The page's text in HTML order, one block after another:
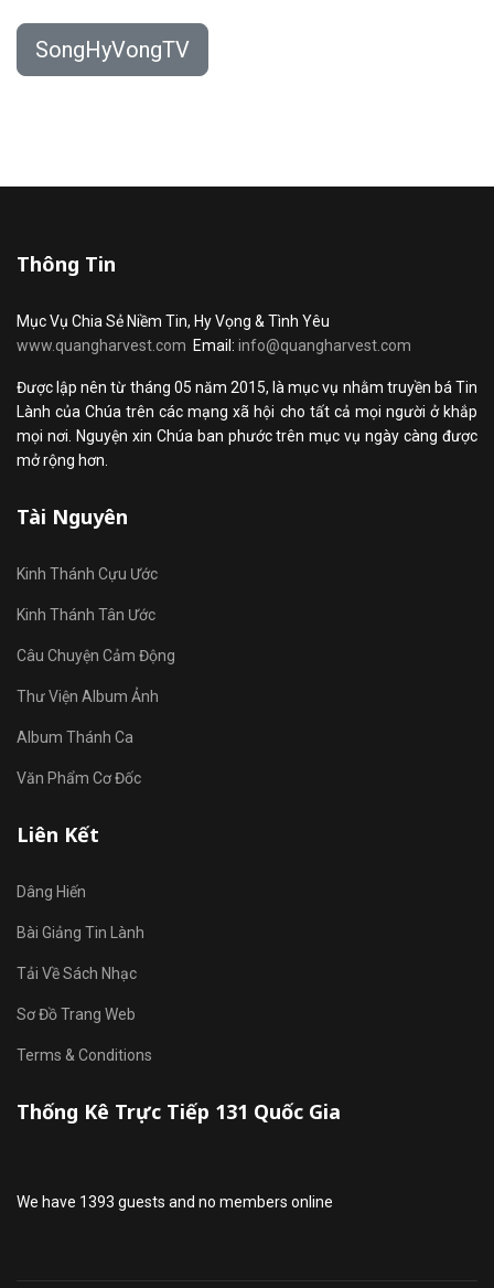
SongHyVongTV
Thông Tin
Mục Vụ Chia Sẻ Niềm Tin, Hy Vọng & Tình Yêu
www.quangharvest.com Email: info@quangharvest.com
Được lập nên từ tháng 05 năm 2015, là mục vụ nhằm truyền bá Tin
Lành của Chúa trên các mạng xã hội cho tất cả mọi người ở khắp
mọi nơi. Nguyện xin Chúa ban phước trên mục vụ ngày càng được
mở rộng hơn.
Tài Nguyên
Kinh Thánh Cựu Ước
Kinh Thánh Tân Ước
Câu Chuyện Cảm Động
Thư Viện Album Ảnh
Album Thánh Ca
Văn Phẩm Cơ Đốc
Liên Kết
Dâng Hiến
Bài Giảng Tin Lành
Tải Về Sách Nhạc
Sơ Đồ Trang Web
Terms & Conditions
Thống Kê Trực Tiếp 131 Quốc Gia
We have 1393 guests and no members online